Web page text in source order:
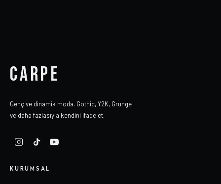
CARPE
Genç ve dinamik moda. Gothic, Y2K, Grunge
ve daha fazlasıyla kendini ifade et.
KURUMSAL